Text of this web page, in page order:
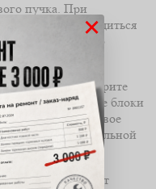
пучка. При
должна находиться
хорошую
критериям, повторите
опуская световые блоки
световое
и правильной
фары повышает
×